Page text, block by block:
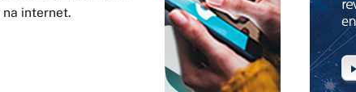
internet.